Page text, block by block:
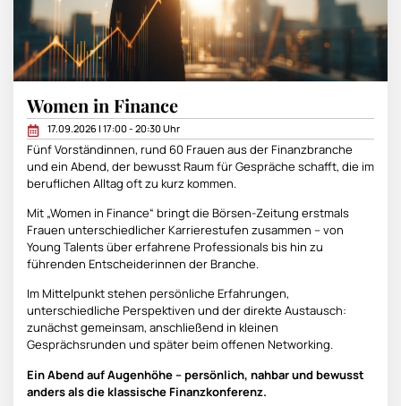
Women in Finance
17.09.2026 | 17:00 - 20:30 Uhr
Fünf Vorständinnen, rund 60 Frauen aus der Finanzbranche
und ein Abend, der bewusst Raum für Gespräche schafft, die im
beruflichen Alltag oft zu kurz kommen.
Mit „Women in Finance“ bringt die Börsen-Zeitung erstmals
Frauen unterschiedlicher Karrierestufen zusammen – von
Young Talents über erfahrene Professionals bis hin zu
führenden Entscheiderinnen der Branche.
Im Mittelpunkt stehen persönliche Erfahrungen,
unterschiedliche Perspektiven und der direkte Austausch:
zunächst gemeinsam, anschließend in kleinen
Gesprächsrunden und später beim offenen Networking.
Ein Abend auf Augenhöhe – persönlich, nahbar und bewusst
anders als die klassische Finanzkonferenz.